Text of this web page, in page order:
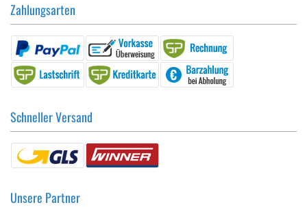
Zahlungsarten
Schneller Versand
Unsere Partner